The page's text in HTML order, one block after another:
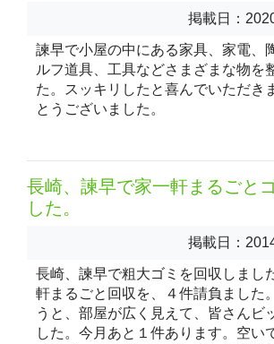
掲載日：
諫早で小屋の中にある家具、家電、
ルフ道具、工具などさまざまな物を
た。スッキリしたと喜んでいただき
とうございました。
長崎、諫早で家一軒まるごと
した。
掲載日：
長崎、諫早で粗大ゴミを回収しまし
軒まるごと回収を、４件請負ました
うと、部屋が広く見えて、皆さんビ
した。今月あと１件あります。空い